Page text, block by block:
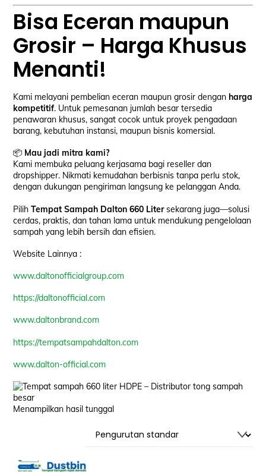
Bisa Eceran maupun
Grosir – Harga Khusus
Menanti!
Kami melayani pembelian eceran maupun grosir dengan harga
kompetitif. Untuk pemesanan jumlah besar tersedia
penawaran khusus, sangat cocok untuk proyek pengadaan
barang, kebutuhan instansi, maupun bisnis komersial.
📦 Mau jadi mitra kami?
Kami membuka peluang kerjasama bagi reseller dan
dropshipper. Nikmati kemudahan berbisnis tanpa perlu stok,
dengan dukungan pengiriman langsung ke pelanggan Anda.
PilihTempat Sampah Dalton 660 Litersekarang juga—solusi
cerdas, praktis, dan tahan lama untuk mendukung pengelolaan
sampah yang lebih bersih dan efisien.
Website Lainnya :
www.daltonofficialgroup.com
https://daltonofficial.com
www.daltonbrand.com
https://tempatsampahdalton.com
www.dalton-official.com
Menampilkan hasil tunggal